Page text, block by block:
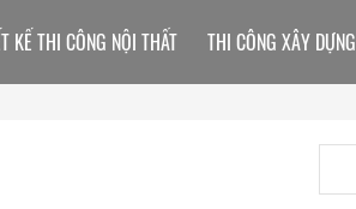
KẾ THI CÔNG NỘI THẤT THI CÔNG XÂY DỰNG